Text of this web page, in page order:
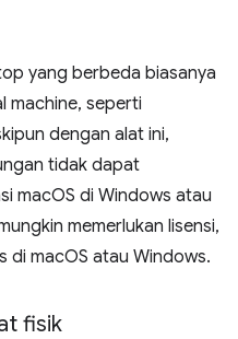
yang berbeda biasanya
machine, seperti
dengan alat ini,
tidak dapat
macOS di Windows atau
memerlukan lisensi,
di macOS atau Windows.
fisik